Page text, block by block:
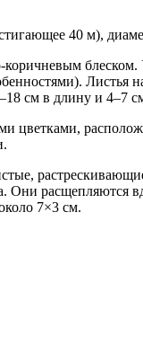
­ющее 40 м),
коричневым
Листья
см в длину и 4–7
цветками,
Они расщепляются
7×3 см.